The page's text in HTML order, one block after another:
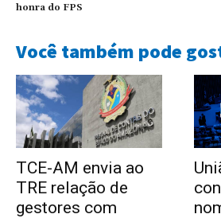
honra do FPS
Você também pode
TCE-AM envia ao
TRE relação de
gestores com